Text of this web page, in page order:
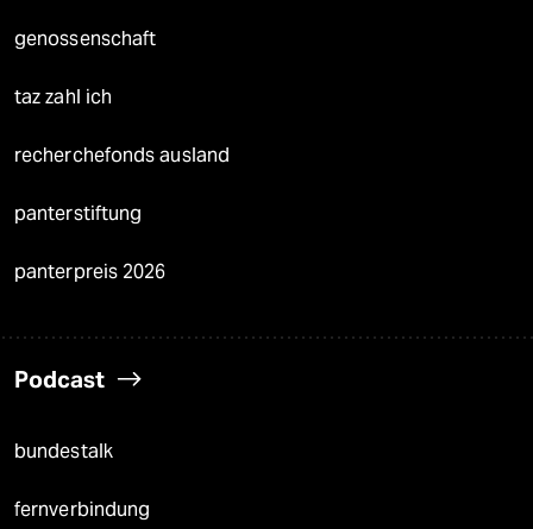
genossenschaft
taz zahl ich
recherchefonds ausland
panterstiftung
panterpreis 2026
Podcast
bundestalk
fernverbindung